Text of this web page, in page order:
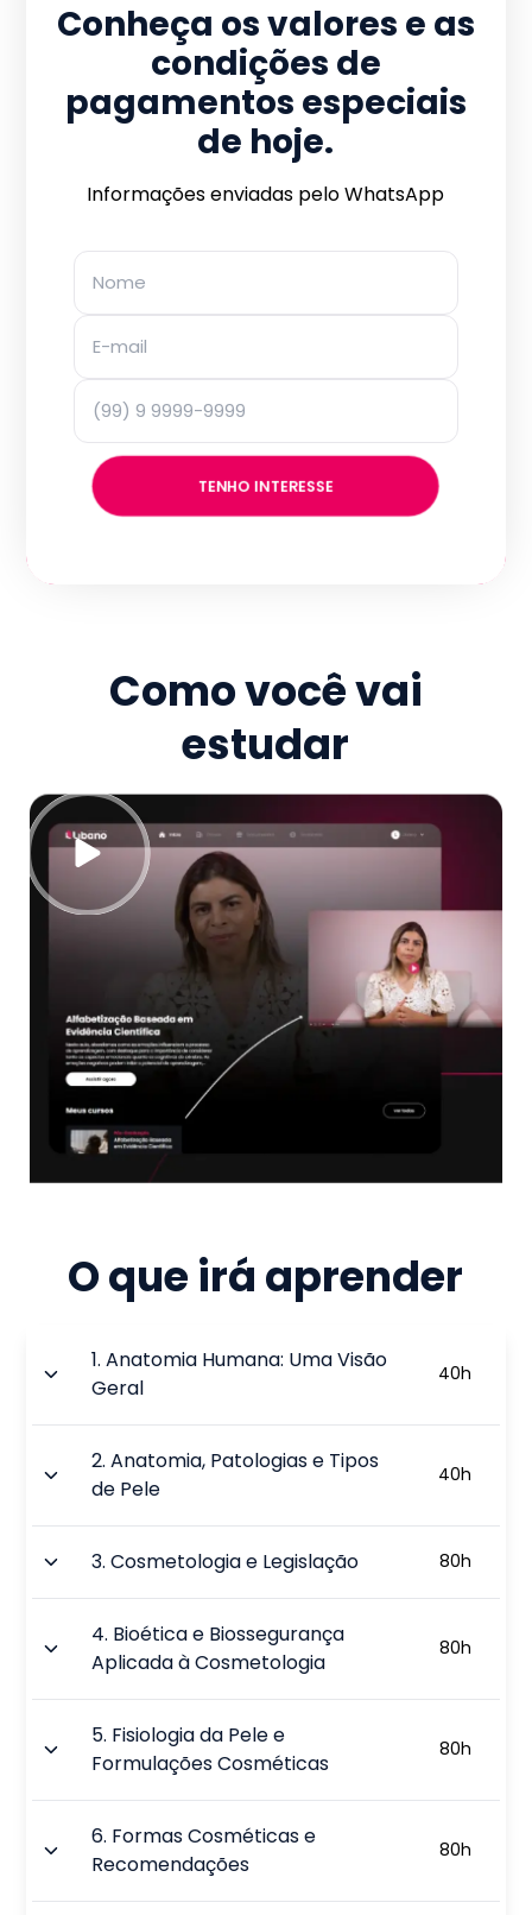
Conheça os valores e as
condições de
pagamentos especiais
de hoje.
Informações enviadas pelo WhatsApp
TENHO INTERESSE
Como você vai
estudar
O que irá aprender
1.Anatomia Humana: Uma Visão
Geral
40h
2.Anatomia, Patologias e Tipos
de Pele
40h
3.Cosmetologia e Legislação 80h
4. Bioética e Biossegurança
Aplicada à Cosmetologia
80h
5. Fisiologia da Pele e
Formulações Cosméticas
80h
6. Formas Cosméticas e
Recomendações
80h